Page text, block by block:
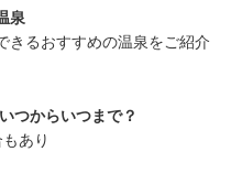
泉
きるおすすめの温泉をご紹介
つからいつまで？
あり